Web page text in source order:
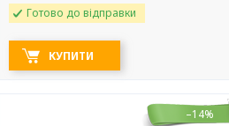
Готово до відправки
КУПИТИ
–14%